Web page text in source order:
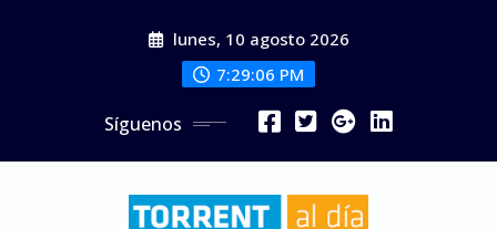
lunes, 10 agosto 2026
7:29:08 PM
Síguenos